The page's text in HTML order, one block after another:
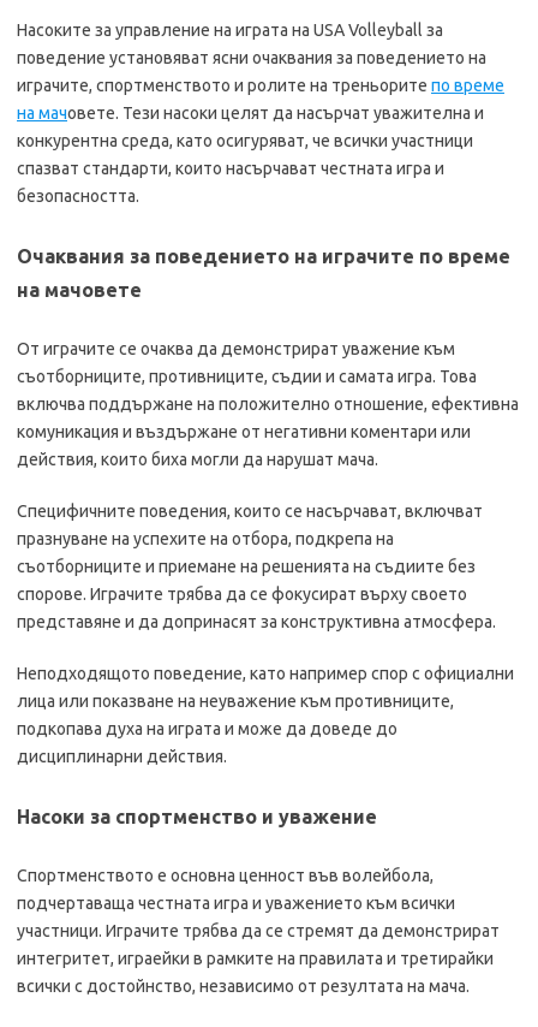
Насоките за управление на играта на USA Volleyball за
поведение установяват ясни очаквания за поведението на
играчите, спортменството и ролите на треньорите по време
на мачовете. Тези насоки целят да насърчат уважителна и
конкурентна среда, като осигуряват, че всички участници
спазват стандарти, които насърчават честната игра и
безопасността.
Очаквания за поведението на играчите по време
на мачовете
От играчите се очаква да демонстрират уважение към
съотборниците, противниците, съдии и самата игра. Това
включва поддържане на положително отношение, ефективна
комуникация и въздържане от негативни коментари или
действия, които биха могли да нарушат мача.
Специфичните поведения, които се насърчават, включват
празнуване на успехите на отбора, подкрепа на
съотборниците и приемане на решенията на съдиите без
спорове. Играчите трябва да се фокусират върху своето
представяне и да допринасят за конструктивна атмосфера.
Неподходящото поведение, като например спор с официални
лица или показване на неуважение към противниците,
подкопава духа на играта и може да доведе до
дисциплинарни действия.
Насоки за спортменство и уважение
Спортменството е основна ценност във волейбола,
подчертаваща честната игра и уважението към всички
участници. Играчите трябва да се стремят да демонстрират
интегритет, играейки в рамките на правилата и третирайки
всички с достойнство, независимо от резултата на мача.